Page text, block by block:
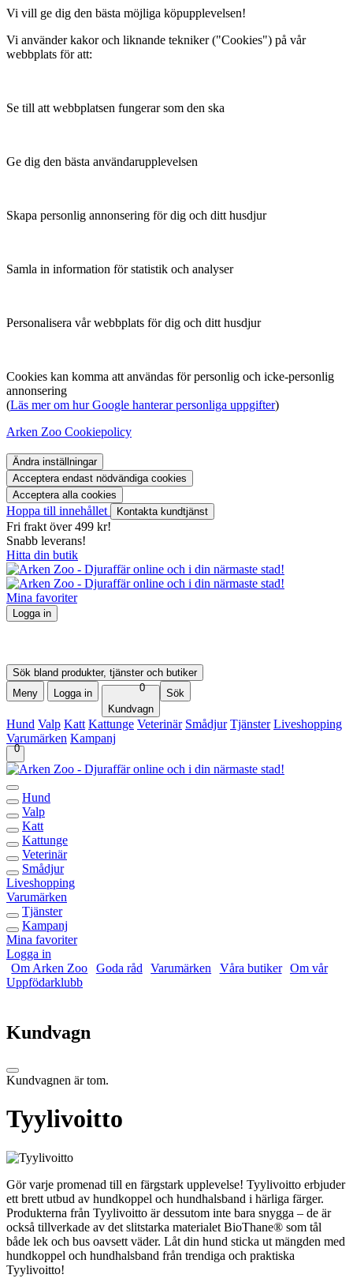
Vi vill ge dig den bästa möjliga köpupplevelsen!
Vi använder kakor och liknande tekniker ("Cookies") på vår
webbplats för att:
Se till att webbplatsen fungerar som den ska
Ge dig den bästa användarupplevelsen
Skapa personlig annonsering för dig och ditt husdjur
Samla in information för statistik och analyser
Personalisera vår webbplats för dig och ditt husdjur
Cookies kan komma att användas för personlig och icke-personlig
annonsering
(Läs mer om hur Google hanterar personliga uppgifter)
Arken Zoo Cookiepolicy
Ändra inställningar
Acceptera endast nödvändiga cookies
Acceptera alla cookies
Hoppa till innehållet Kontakta kundtjänst
Fri frakt över 499 kr!
Snabb leverans!
Hitta din butik
Mina favoriter
Logga in
Sök bland produkter, tjänster och butiker
Meny
Logga in
0
Kundvagn
Sök
Hund Valp Katt Kattunge Veterinär Smådjur Tjänster Liveshopping
Varumärken Kampanj
0
Hund
Valp
Katt
Kattunge
Veterinär
Smådjur
Liveshopping
Varumärken
Tjänster
Kampanj
Mina favoriter
Logga in
Om Arken Zoo
Goda råd Varumärken Våra butiker
Om vår
Uppfödarklubb
Kundvagn
Kundvagnen är tom.
Tyylivoitto
Gör varje promenad till en färgstark upplevelse! Tyylivoitto erbjuder
ett brett utbud av hundkoppel och hundhalsband i härliga färger.
Produkterna från Tyylivoitto är dessutom inte bara snygga – de är
också tillverkade av det slitstarka materialet BioThane® som tål
både lek och bus oavsett väder. Låt din hund sticka ut mängden med
hundkoppel och hundhalsband från trendiga och praktiska
Tyylivoitto!